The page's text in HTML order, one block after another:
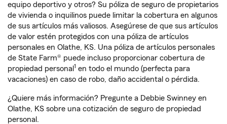
equipo deportivo y otros? Su póliza de seguro de propietarios
de vivienda o inquilinos puede limitar la cobertura en algunos
de sus artículos más valiosos. Asegúrese de que sus artículos
de valor estén protegidos con una póliza de artículos
personales en Olathe, KS. Una póliza de artículos personales
de State Farm® puede incluso proporcionar cobertura de
propiedad personal 1 en todo el mundo (perfecta para
vacaciones) en caso de robo, daño accidental o pérdida.
¿Quiere más información? Pregunte a Debbie Swinney en
Olathe, KS sobre una cotización de seguro de propiedad
personal.